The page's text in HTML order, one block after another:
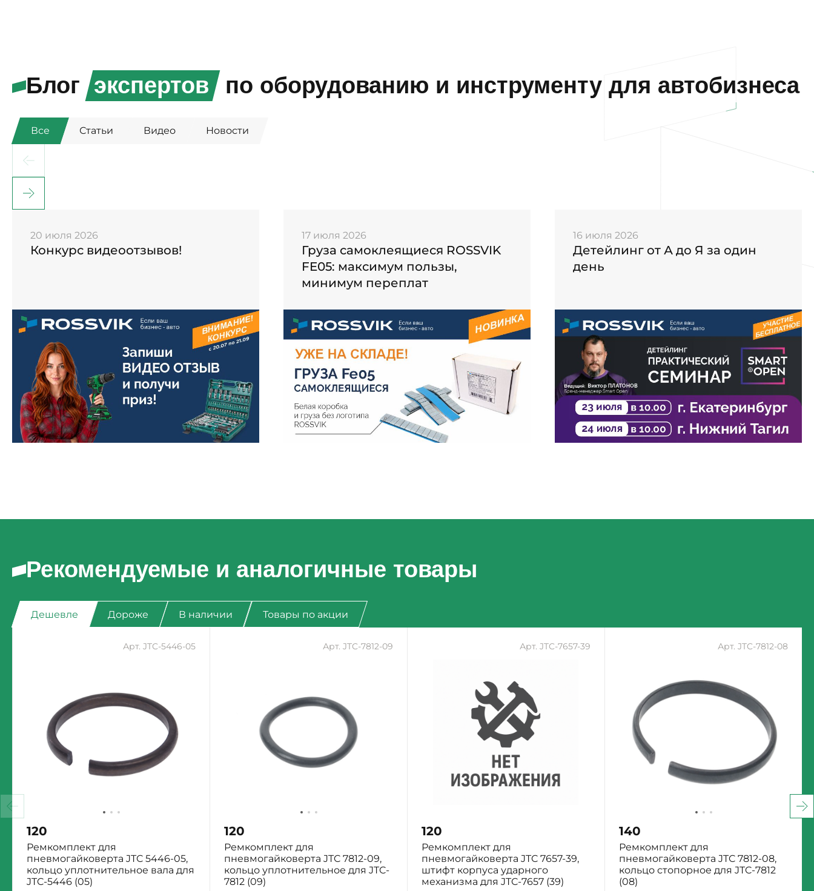
Блог экспертов по оборудованию и инструменту для автобизнеса
Все Статьи Видео Новости
20 июля 2026
Конкурс видеоотзывов!
17 июля 2026
Груза самоклеящиеся ROSSVIK
FE05: максимум пользы,
минимум переплат
16 июля 2026
Детейлинг от А до Я за один
день
Рекомендуемые и аналогичные товары
Дешевле Дороже В наличии Товары по акции
Арт. JTC-5446-05
120
Ремкомплект для
пневмогайковерта JTC 5446-05,
кольцо уплотнительное вала для
JTC-5446 (05)
Арт. JTC-7812-09
120
Ремкомплект для
пневмогайковерта JTC 7812-09,
кольцо уплотнительное для JTC-
7812 (09)
Арт. JTC-7657-39
120
Ремкомплект для
пневмогайковерта JTC 7657-39,
штифт корпуса ударного
механизма для JTC-7657 (39)
Арт. JTC-7812-08
140
Ремкомплект для
пневмогайковерта JTC 7812-08,
кольцо стопорное для JTC-7812
(08)